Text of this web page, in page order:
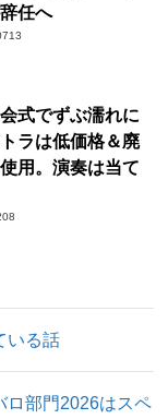
任へ
式でずぶ濡れに
ラは低価格＆廃
用。演奏は当て
いる話
ロ部門2026はスペ